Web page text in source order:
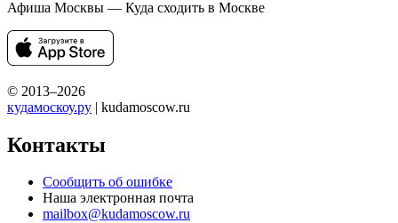
Афиша Москвы — Куда сходить в Москве
© 2013–2026
кудамоскоу.ру | kudamoscow.ru
Контакты
Сообщить об ошибке
Наша электронная почта
mailbox@kudamoscow.ru